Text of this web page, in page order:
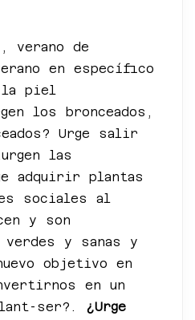
verano de
en específico
la piel
los bronceados,
Urge salir
las
adquirir plantas
sociales al
y son
verdes y sanas y
objetivo en
en un
ser?. ¿Urge